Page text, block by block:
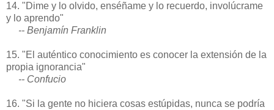
14. "Dime y lo olvido, enséñame y lo recuerdo, involúcrame
y lo aprendo"
-- Benjamín Franklin
15. "El auténtico conocimiento es conocer la extensión de la
propia ignorancia"
-- Confucio
16. "Si la gente no hiciera cosas estúpidas, nunca se podría